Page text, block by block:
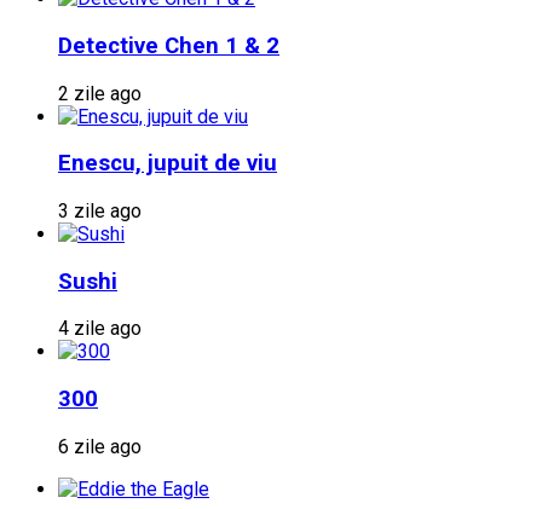
Detective Chen 1 & 2
2 zile ago
Enescu, jupuit de viu
3 zile ago
Sushi
4 zile ago
300
6 zile ago